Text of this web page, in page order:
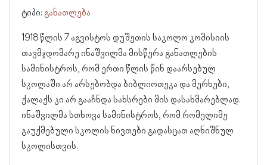
ტიპი: განათლება
1918 წლის 7 აგვისტოს დუშეთის საკოლო კომისიის
თავმჯდომარე ინაშვილმა მისწერა განათლების
სამინისტროს, რომ ერთი წლის წინ დაარსებულ
სკოლაში არ არსებობდა ბიბლიოთეკა და მერხები,
ქალაქს კი არ გააჩნდა სახსრები მის დასახმარებლად.
ინაშვილმა სთხოვა სამინისტროს, რომ რომელიმე
გაუქმებული სკოლის ნივთები გადასცათ აღნიშნულ
სკოლისთვის.